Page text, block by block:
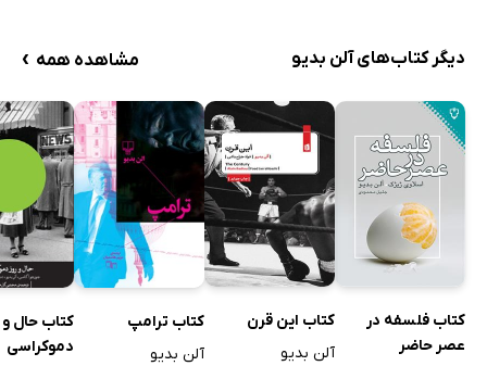
دیگر کتاب‌های آلن بدیو مشاهده همه ›
کتاب فلسفه در
عصر حاضر
کتاب این قرن
آلن بدیو
کتاب ترامپ
آلن بدیو
کتاب حال و
دموکراسی